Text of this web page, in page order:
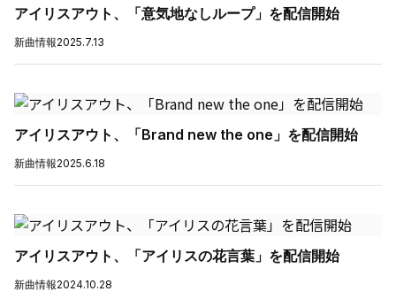
アイリスアウト、「意気地なしループ」を配信開始
新曲情報2025.7.13
アイリスアウト、「Brand new the one」を配信開始
新曲情報2025.6.18
アイリスアウト、「アイリスの花言葉」を配信開始
新曲情報2024.10.28